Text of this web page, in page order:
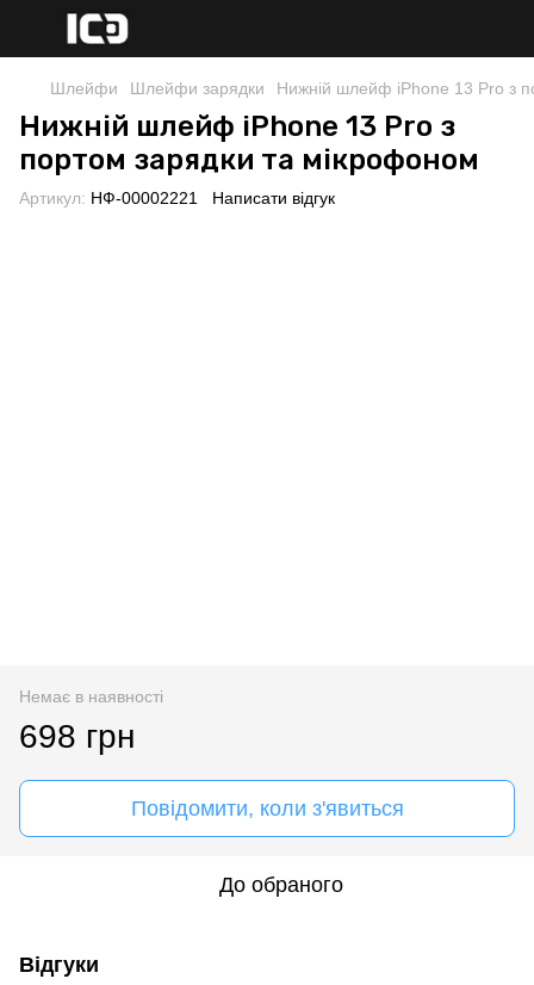
Шлейфи Шлейфи зарядки Нижній шлейф iPhone 13 Pro з
Нижній шлейф iPhone 13 Pro з
портом зарядки та мікрофоном
Артикул: НФ-00002221 Написати відгук
Немає в наявності
698 грн
Повідомити, коли з'явиться
До обраного
Відгуки